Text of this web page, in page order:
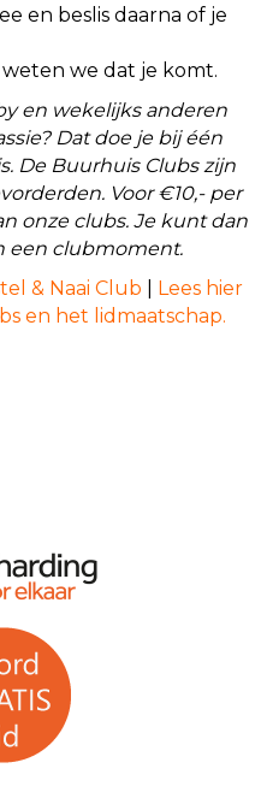
en beslis daarna of je
we dat je komt.
en wekelijks anderen
Dat doe je bij één
De Buurhuis Clubs zijn
Voor €10,- per
onze clubs. Je kunt dan
een clubmoment.
& Naai Club
Lees hier
en het lidmaatschap.